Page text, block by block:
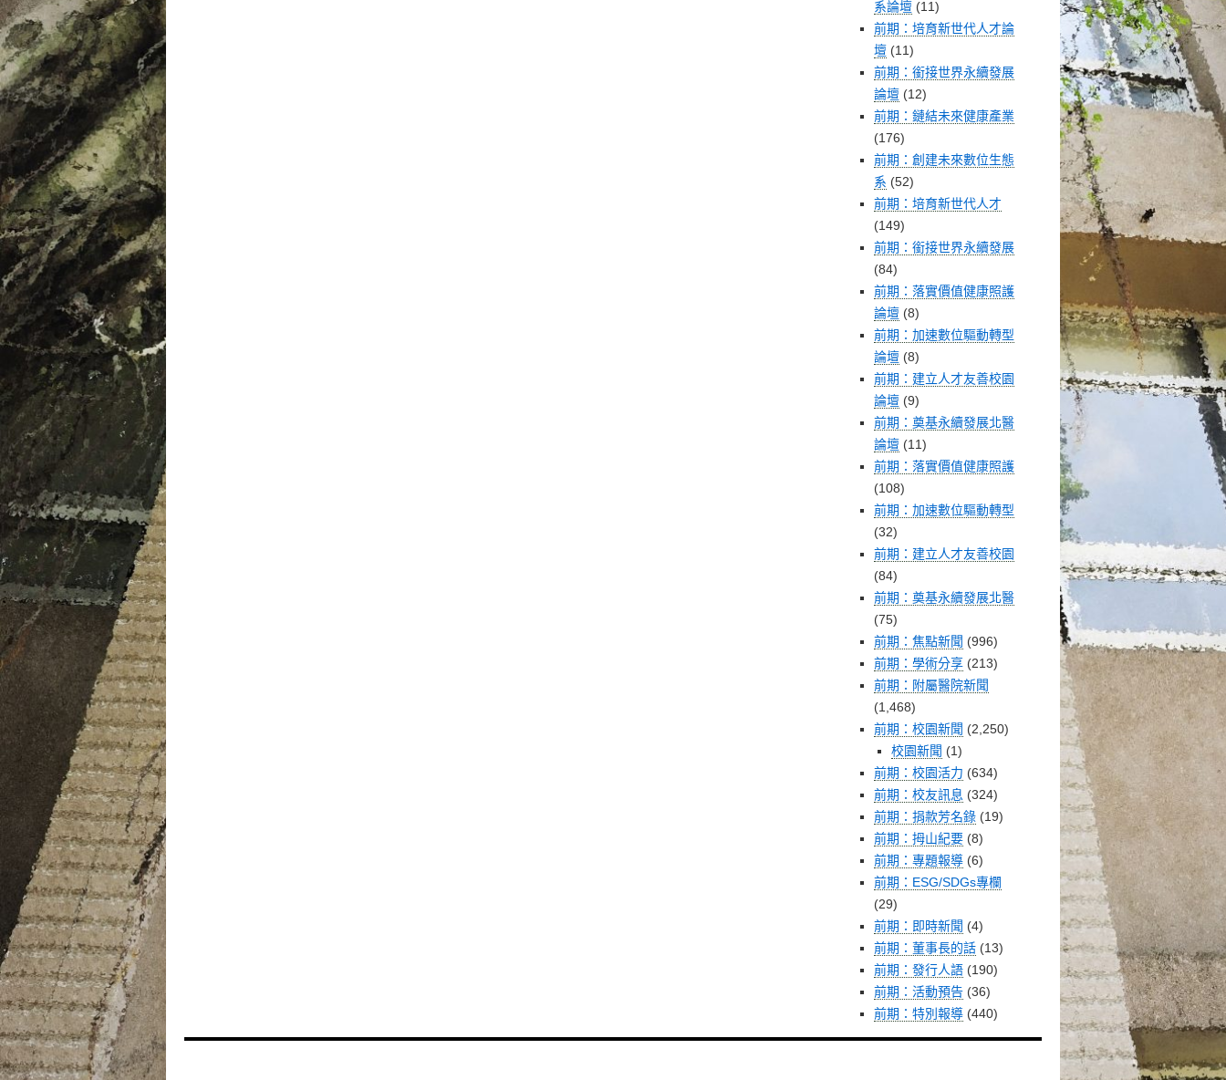
系論壇 (11)
前期：培育新世代人才論
壇 (11)
前期：銜接世界永續發展
論壇 (12)
前期：鏈結未來健康產業
(176)
前期：創建未來數位生態
系 (52)
前期：培育新世代人才
(149)
前期：銜接世界永續發展
(84)
前期：落實價值健康照護
論壇 (8)
前期：加速數位驅動轉型
論壇 (8)
前期：建立人才友善校園
論壇 (9)
前期：奠基永續發展北醫
論壇 (11)
前期：落實價值健康照護
(108)
前期：加速數位驅動轉型
(32)
前期：建立人才友善校園
(84)
前期：奠基永續發展北醫
(75)
前期：焦點新聞 (996)
前期：學術分享 (213)
前期：附屬醫院新聞
(1,468)
前期：校園新聞 (2,250)
校園新聞 (1)
前期：校園活力 (634)
前期：校友訊息 (324)
前期：捐款芳名錄 (19)
前期：拇山紀要 (8)
前期：專題報導 (6)
前期：ESG/SDGs專欄
(29)
前期：即時新聞 (4)
前期：董事長的話 (13)
前期：發行人語 (190)
前期：活動預告 (36)
前期：特別報導 (440)